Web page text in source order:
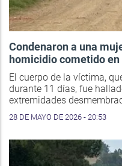
Condenaron a una
homicidio cometido en
El cuerpo de la víctima,
durante 11 días, fue
extremidades
28 DE MAYO DE 2026 - 20:53